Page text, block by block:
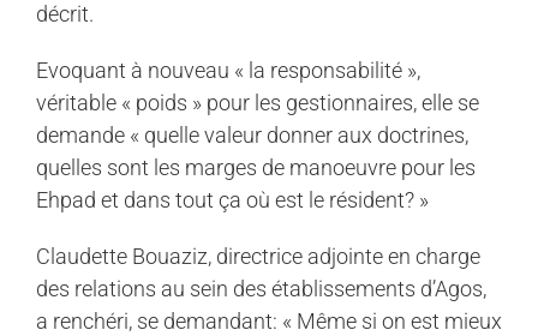
décrit.
Evoquant à nouveau « la responsabilité »,
véritable « poids » pour les gestionnaires, elle se
demande « quelle valeur donner aux doctrines,
quelles sont les marges de manoeuvre pour les
Ehpad et dans tout ça où est le résident? »
Claudette Bouaziz, directrice adjointe en charge
des relations au sein des établissements d’Agos,
a renchéri, se demandant: « Même si on est mieux